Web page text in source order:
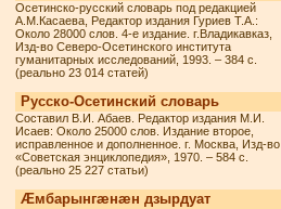
Осетинско-русский словарь под редакцией
А.М.Касаева, Редактор издания Гуриев Т.А.:
Около 28000 слов. 4-е издание. г.Владикавказ,
Изд-во Северо-Осетинского института
гуманитарных исследований, 1993. – 384 с.
(реально 23 014 статей)
Русско-Осетинский словарь
Составил В.И. Абаев. Редактор издания М.И.
Исаев: Около 25000 слов. Издание второе,
исправленное и дополненное. г. Москва, Изд-во
«Советская энциклопедия», 1970. – 584 с.
(реально 25 227 статьи)
Æмбарынгæнæн дзырдуат